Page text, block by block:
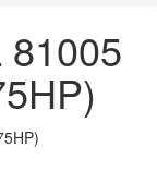
81005